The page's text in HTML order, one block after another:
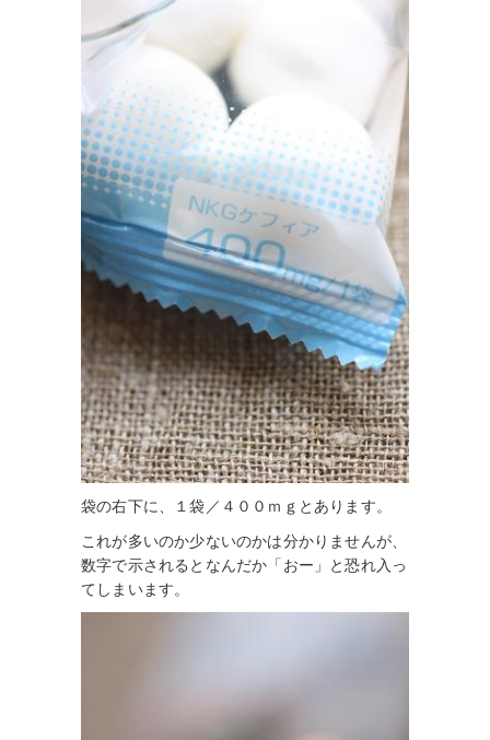
袋の右下に、１袋／４００ｍｇとあります。
これが多いのか少ないのかは分かりませんが、
数字で示されるとなんだか「おー」と恐れ入っ
てしまいます。